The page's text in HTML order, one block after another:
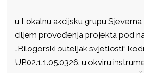
u Lokalnu akcijsku grupu
ciljem provođenja projekta pod
„Bilogorski puteljak svjetlosti“
UP.02.1.1.05.0326. u okviru